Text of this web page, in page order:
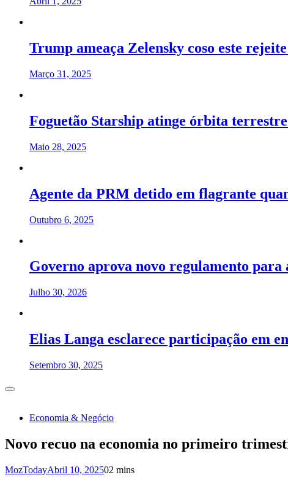
Trump ameaça Zelensky coso este
Março 31, 2025
Foguetão Starship atinge órbita
Maio 28, 2025
Agente da PRM detido em flagrante
Outubro 6, 2025
Governo aprova novo regulamento para
Julho 30, 2026
Elias Langa esclarece participação em
Setembro 30, 2025
Economia & Negócio
Novo recuo na economia no primeiro
MozTodayAbril 10, 202502 mins